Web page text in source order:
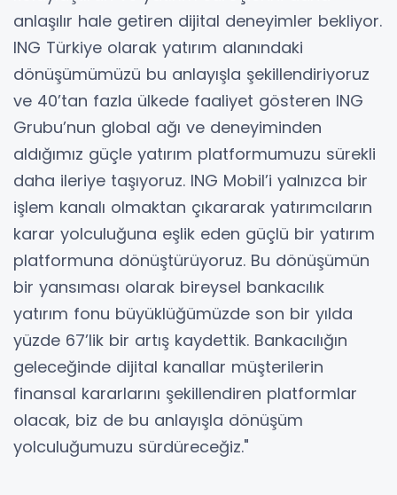
anlaşılır hale getiren dijital deneyimler bekliyor.
ING Türkiye olarak yatırım alanındaki
dönüşümümüzü bu anlayışla şekillendiriyoruz
ve 40’tan fazla ülkede faaliyet gösteren ING
Grubu’nun global ağı ve deneyiminden
aldığımız güçle yatırım platformumuzu sürekli
daha ileriye taşıyoruz. ING Mobil’i yalnızca bir
işlem kanalı olmaktan çıkararak yatırımcıların
karar yolculuğuna eşlik eden güçlü bir yatırım
platformuna dönüştürüyoruz. Bu dönüşümün
bir yansıması olarak bireysel bankacılık
yatırım fonu büyüklüğümüzde son bir yılda
yüzde 67’lik bir artış kaydettik. Bankacılığın
geleceğinde dijital kanallar müşterilerin
finansal kararlarını şekillendiren platformlar
olacak, biz de bu anlayışla dönüşüm
yolculuğumuzu sürdüreceğiz."